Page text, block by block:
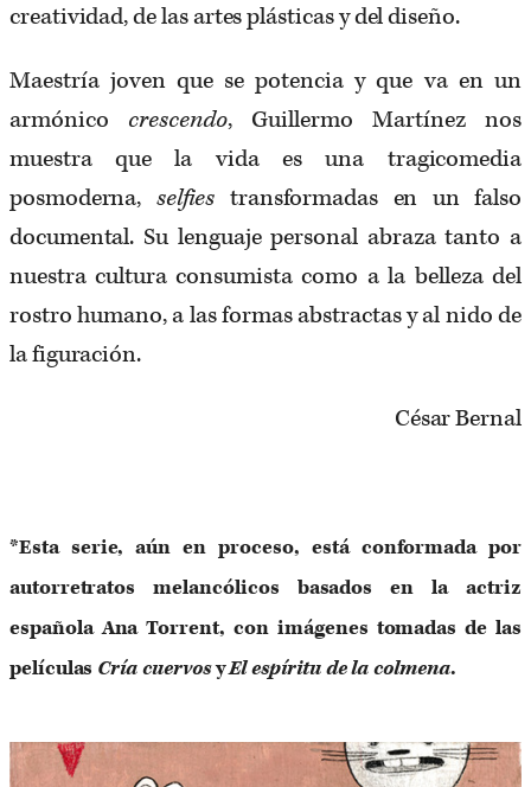
creatividad, de las artes plásticas y del diseño.
Maestría joven que se potencia y que va en un
armónico crescendo, Guillermo Martínez nos
muestra que la vida es una tragicomedia
posmoderna, selfies transformadas en un falso
documental. Su lenguaje personal abraza tanto a
nuestra cultura consumista como a la belleza del
rostro humano, a las formas abstractas y al nido de
la figuración.
César Bernal
*Esta serie, aún en proceso, está conformada por
autorretratos melancólicos basados en la actriz
española Ana Torrent, con imágenes tomadas de las
películas Cría cuervosyEl espíritu de la colmena.